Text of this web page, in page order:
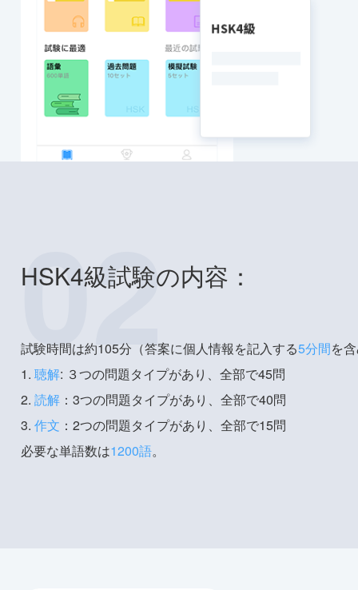
02
HSK4級試験の内容：
試験時間は約105分（答案に個人情報を記入する5分間を
1. 聴解: ３つの問題タイプがあり、全部で45問
2. 読解 ：3つの問題タイプがあり、全部で40問
3. 作文 ：2つの問題タイプがあり、全部で15問
必要な単語数は1200語。